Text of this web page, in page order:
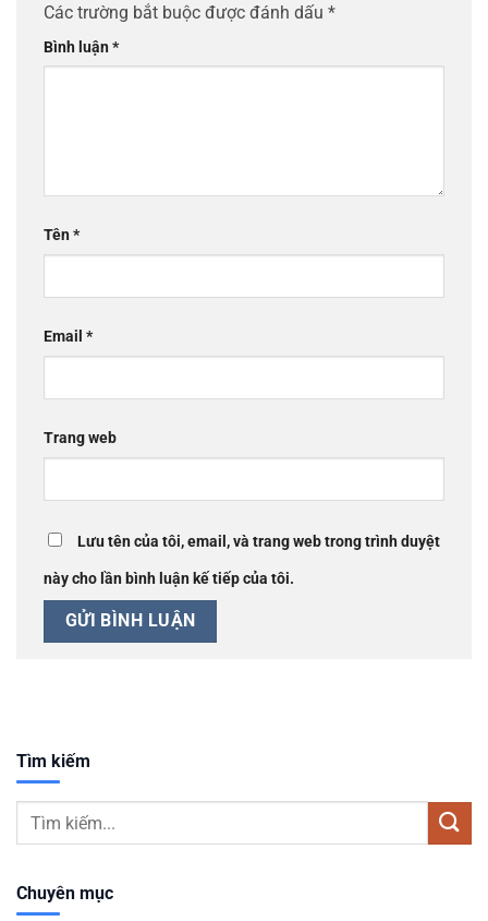
Các trường bắt buộc được đánh dấu *
Bình luận*
Tên*
Email *
Trang web
Lưu tên của tôi, email, và trang web trong trình duyệt
này cho lần bình luận kế tiếp của tôi.
Tìm kiếm
Chuyên mục